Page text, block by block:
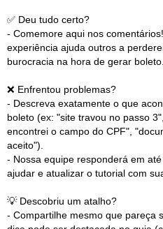
✅ Deu tudo certo?
- Comemore aqui nos
experiência ajuda outros a
burocracia na hora de gerar boleto.
❌ Enfrentou problemas?
- Descreva exatamente o que
boleto (ex: "site travou no passo
encontrei o campo do CPF",
aceito").
- Nossa equipe responderá em
ajudar e atualizar o tutorial com
💡 Descobriu um atalho?
- Compartilhe mesmo que pareça